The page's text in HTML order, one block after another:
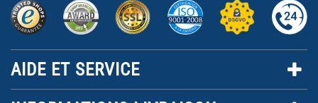
AIDE ET SERVICE